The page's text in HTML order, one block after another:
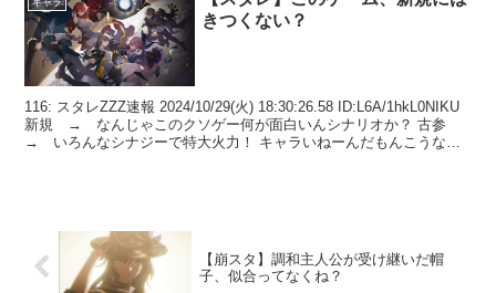
きつくない？
116: スタレZZZ速報 2024/10/29(火) 18:30:26.58 ID:L6A/1hkL0NIKU
新規 → なんじゃこのクソゲー何が面白いんシナリオか？ 古参
→ いろんなシナジーで特大火力！ キャラいねーんだもんこうなる
【崩スタ】調和主人公が受け継いだ帽
子、似合ってなくね？